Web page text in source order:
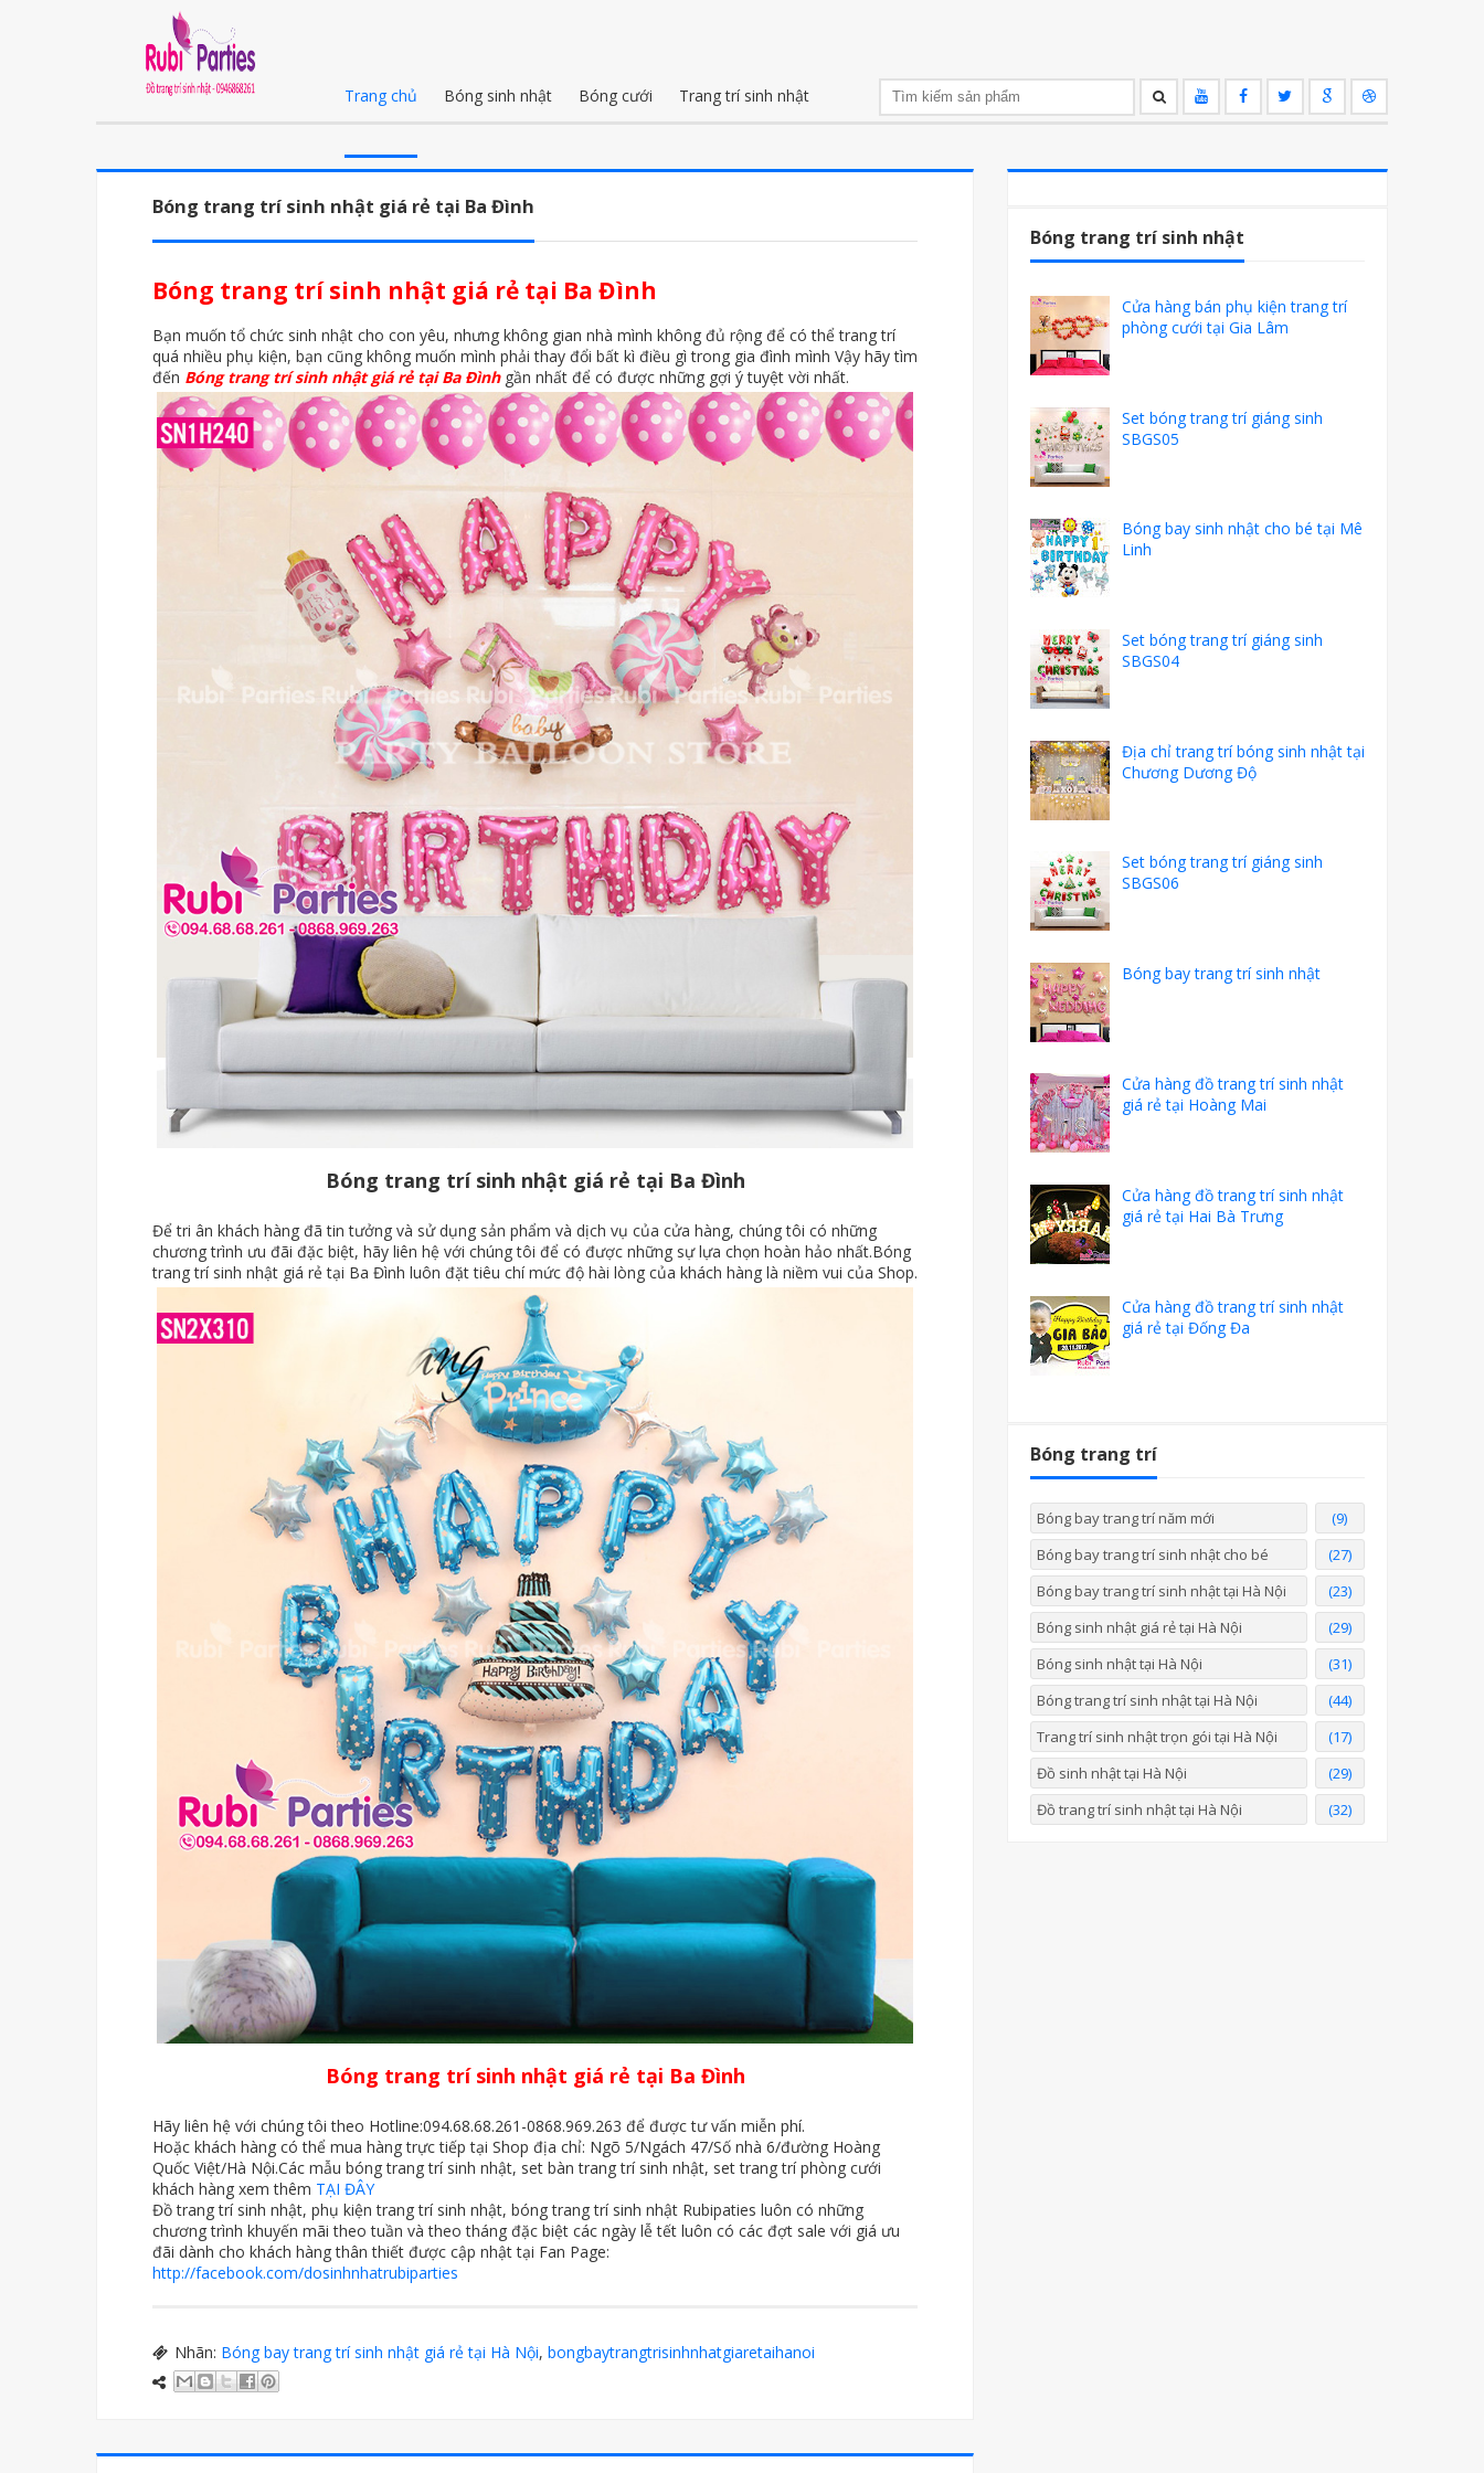
Trang chủ Bóng sinh nhật Bóng cưới Trang trí sinh nhật
Bóng trang trí sinh nhật giá rẻ tại Ba Đình
Bóng trang trí sinh nhật giá rẻ tại Ba Đình
Bạn muốn tổ chức sinh nhật cho con yêu, nhưng không gian nhà mình không đủ rộng để có thể trang trí
quá nhiều phụ kiện, bạn cũng không muốn mình phải thay đổi bất kì điều gì trong gia đình mình Vậy hãy tìm
đến Bóng trang trí sinh nhật giá rẻ tại Ba Đìnhgần nhất để có được những gợi ý tuyệt vời nhất.
Bóng trang trí sinh nhật giá rẻ tại Ba Đình
Để tri ân khách hàng đã tin tưởng và sử dụng sản phẩm và dịch vụ của cửa hàng, chúng tôi có những
chương trình ưu đãi đặc biệt, hãy liên hệ với chúng tôi để có được những sự lựa chọn hoàn hảo nhất.Bóng
trang trí sinh nhật giá rẻ tại Ba Đình luôn đặt tiêu chí mức độ hài lòng của khách hàng là niềm vui của Shop.
Bóng trang trí sinh nhật giá rẻ tại Ba Đình
Hãy liên hệ với chúng tôi theo Hotline:094.68.68.261-0868.969.263 để được tư vấn miễn phí.
Hoặc khách hàng có thể mua hàng trực tiếp tại Shop địa chỉ: Ngõ 5/Ngách 47/Số nhà 6/đường Hoàng
Quốc Việt/Hà Nội.Các mẫu bóng trang trí sinh nhật, set bàn trang trí sinh nhật, set trang trí phòng cưới
khách hàng xem thêm TẠI ĐÂY
Đồ trang trí sinh nhật, phụ kiện trang trí sinh nhật, bóng trang trí sinh nhật Rubipaties luôn có những
chương trình khuyến mãi theo tuần và theo tháng đặc biệt các ngày lễ tết luôn có các đợt sale với giá ưu
đãi dành cho khách hàng thân thiết được cập nhật tại Fan Page:
http://facebook.com/dosinhnhatrubiparties
Nhãn: Bóng bay trang trí sinh nhật giá rẻ tại Hà Nội, bongbaytrangtrisinhnhatgiaretaihanoi
Bóng trang trí sinh nhật
Cửa hàng bán phụ kiện trang trí
phòng cưới tại Gia Lâm
Set bóng trang trí giáng sinh
SBGS05
Bóng bay sinh nhật cho bé tại Mê
Linh
Set bóng trang trí giáng sinh
SBGS04
Địa chỉ trang trí bóng sinh nhật tại
Chương Dương Độ
Set bóng trang trí giáng sinh
SBGS06
Bóng bay trang trí sinh nhật
Cửa hàng đồ trang trí sinh nhật
giá rẻ tại Hoàng Mai
Cửa hàng đồ trang trí sinh nhật
giá rẻ tại Hai Bà Trưng
Cửa hàng đồ trang trí sinh nhật
giá rẻ tại Đống Đa
Bóng trang trí
Bóng bay trang trí năm mới
(9)
Bóng bay trang trí sinh nhật cho bé
(27)
Bóng bay trang trí sinh nhật tại Hà Nội
(23)
Bóng sinh nhật giá rẻ tại Hà Nội
(29)
Bóng sinh nhật tại Hà Nội
(31)
Bóng trang trí sinh nhật tại Hà Nội
(44)
Trang trí sinh nhật trọn gói tại Hà Nội
(17)
Đồ sinh nhật tại Hà Nội
(29)
Đồ trang trí sinh nhật tại Hà Nội
(32)